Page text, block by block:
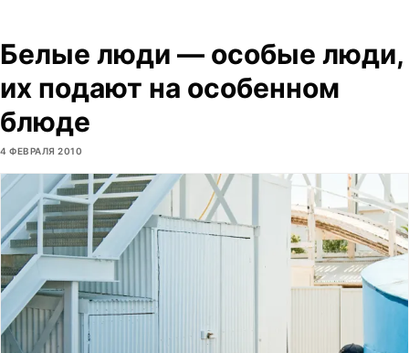
Белые люди — особые люди,
их подают на особенном
блюде
4 ФЕВРАЛЯ 2010